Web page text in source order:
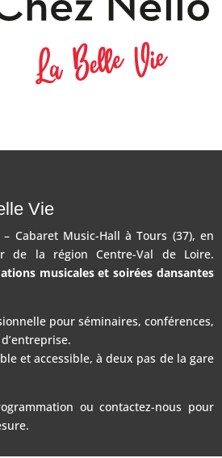
Vie
Cabaret Music-Hall à Tours (37), en
de la région Centre-Val de Loire.
musicales et soirées dansantes
pour séminaires, conférences,
et accessible, à deux pas de la gare
ou contactez-nous pour